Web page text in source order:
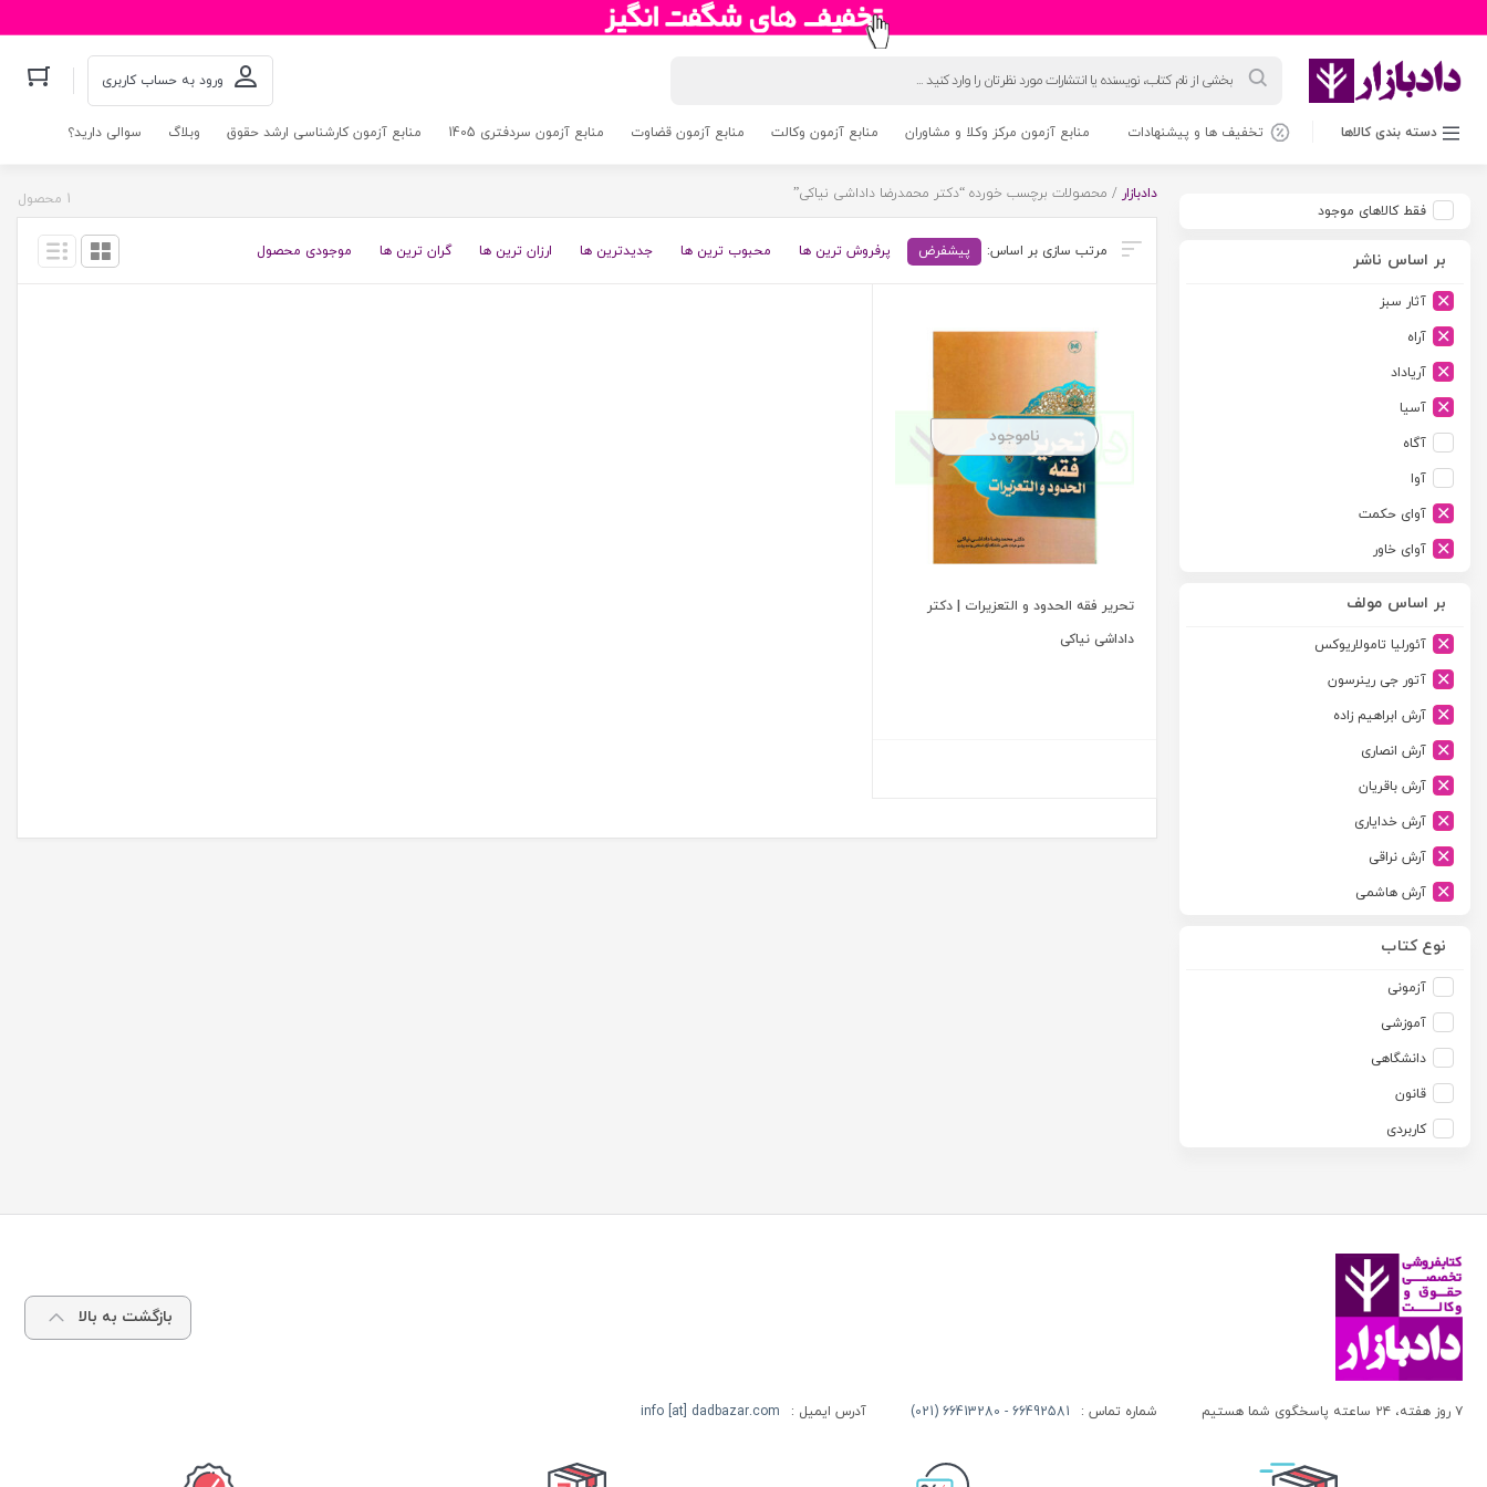
محصولات ورود به حساب کاربری
دسته بندی کالاها تخفیف ها و پیشنهادات منابع آزمون مرکز وکلا و مشاوران منابع آزمون وکالت منابع آزمون قضاوت منابع آزمون سردفتری 1405 منابع آزمون کارشناسی ارشد حقوق وبلاگ سوالی دارید؟
فقط کالاهای موجود
بر اساس ناشر
آثار سبز
آراه
آریاداد
آسیا
آگاه
آوا
آوای حکمت
آوای خاور
آیدین
ارجمند
ارسطو
ارشد
اسلامیه
اشکان
اطلاعات
امجد
امید انقلاب
بنگاه ترجمه و نشر کتاب پارسه
بهتاب
بهنامی
بهینه
بر اساس مولف
آئورلیا تامولاریوکس
آتور جی رینرسون
آرش ابراهیم زاده
آرش انصاری
آرش باقریان
آرش خدایاری
آرش نراقی
آرش هاشمی
آزاده صادقی
آزیتا قربانی رحیم
آلبرت ون دایسی
آلن ردفرن
آمنه باخدا
آنتونی آگوس
آندره لگراند
آندره مارمور
آندریاس کاکینیس
آیت الله العظمی سید ابوالقاسم خوئی
نوع کتاب
آزمونی
آموزشی
دانشگاهی
قانون
کاربردی
دادبازار / محصولات برچسب خورده “دکتر محمدرضا داداشی نیاکی” 1 محصول
پیشفرض پرفروش ترین ها محبوب ترین ها جدیدترین ها ارزان ترین ها گران ترین ها موجودی محصول
ناموجود
تحریر فقه الحدود و التعزیرات | دکتر
داداشی نیاکی
بازگشت به بالا
۷ روز هفته، ۲۴ ساعته پاسخگوی شما هستیم شماره تماس : 66492581 - 66413280 (021) آدرس ایمیل : info [at] dadbazar.com